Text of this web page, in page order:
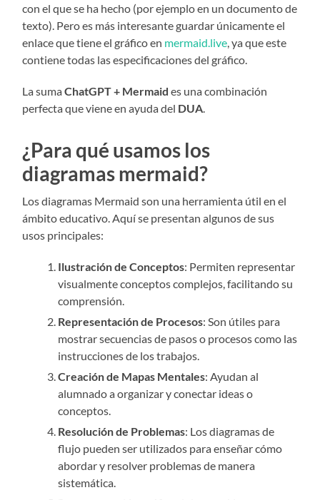
con el que se ha hecho (por ejemplo en un documento de
texto). Pero es más interesante guardar únicamente el
enlace que tiene el gráfico en mermaid.live, ya que este
contiene todas las especificaciones del gráfico.
La sumaChatGPT + Mermaid es una combinación
perfecta que viene en ayuda del DUA.
¿Para qué usamos los
diagramas mermaid?
Los diagramas Mermaid son una herramienta útil en el
ámbito educativo. Aquí se presentan algunos de sus
usos principales:
Ilustración de Conceptos: Permiten representar
visualmente conceptos complejos, facilitando su
comprensión.
Representación de Procesos: Son útiles para
mostrar secuencias de pasos o procesos como las
instrucciones de los trabajos.
Creación de Mapas Mentales: Ayudan al
alumnado a organizar y conectar ideas o
conceptos.
Resolución de Problemas: Los diagramas de
flujo pueden ser utilizados para enseñar cómo
abordar y resolver problemas de manera
sistemática.